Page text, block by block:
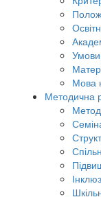
Умови
Мова
Методична